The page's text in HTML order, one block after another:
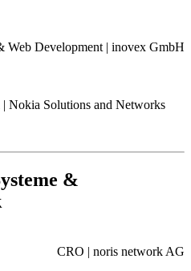
Web Development | inovex GmbH
Nokia Solutions and Networks
&
CRO | noris network AG